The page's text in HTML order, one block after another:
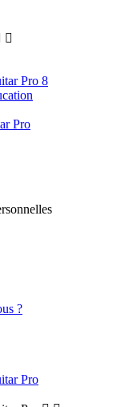

Pro 8
Pro
?
Pro